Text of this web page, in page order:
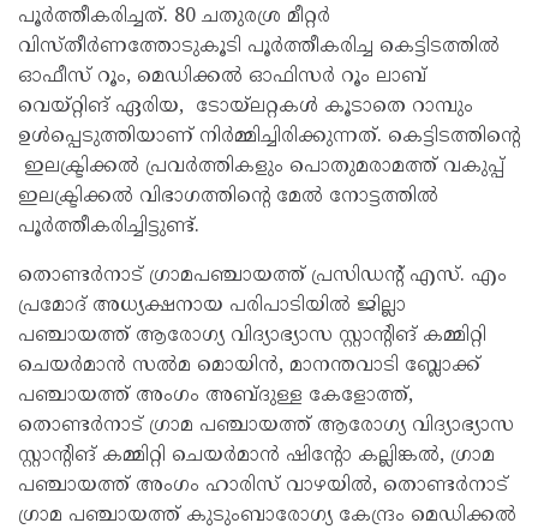
പൂർത്തീകരിച്ചത്. 80 ചതുരശ്ര മീറ്റർ
വിസ്‌തീർണത്തോടുകൂടി പൂർത്തീകരിച്ച കെട്ടിടത്തിൽ
ഓഫീസ് റൂം, മെഡിക്കൽ ഓഫിസർ റൂം ലാബ്
വെയ്‌റ്റിങ് ഏരിയ, ടോയ്ലറ്റകൾ കൂടാതെ റാമ്പും
ഉൾപ്പെടുത്തിയാണ് നിർമ്മിച്ചിരിക്കുന്നത്. കെട്ടിടത്തിന്റെ
ഇലക്ട്രിക്കൽ പ്രവർത്തികളും പൊതുമരാമത്ത് വകുപ്പ്
ഇലക്ട്രിക്കൽ വിഭാഗത്തിന്റെ മേൽ നോട്ടത്തിൽ
പൂർത്തീകരിച്ചിട്ടുണ്ട്.
തൊണ്ടർനാട് ഗ്രാമപഞ്ചായത്ത് പ്രസിഡന്റ്‌ എസ്. എം
പ്രമോദ് അധ്യക്ഷനായ പരിപാടിയിൽ ജില്ലാ
പഞ്ചായത്ത് ആരോഗ്യ വിദ്യാഭ്യാസ സ്റ്റാന്റിങ് കമ്മിറ്റി
ചെയർമാൻ സൽമ മൊയിൻ, മാനന്തവാടി ബ്ലോക്ക്
പഞ്ചായത്ത് അംഗം അബ്ദുള്ള കേളോത്ത്,
തൊണ്ടർനാട് ഗ്രാമ പഞ്ചായത്ത് ആരോഗ്യ വിദ്യാഭ്യാസ
സ്റ്റാന്റിങ് കമ്മിറ്റി ചെയർമാൻ ഷിന്റോ കല്ലിങ്കൽ, ഗ്രാമ
പഞ്ചായത്ത് അംഗം ഹാരിസ് വാഴയിൽ, തൊണ്ടർനാട്
ഗ്രാമ പഞ്ചായത്ത് കുടുംബാരോഗ്യ കേന്ദ്രം മെഡിക്കൽ